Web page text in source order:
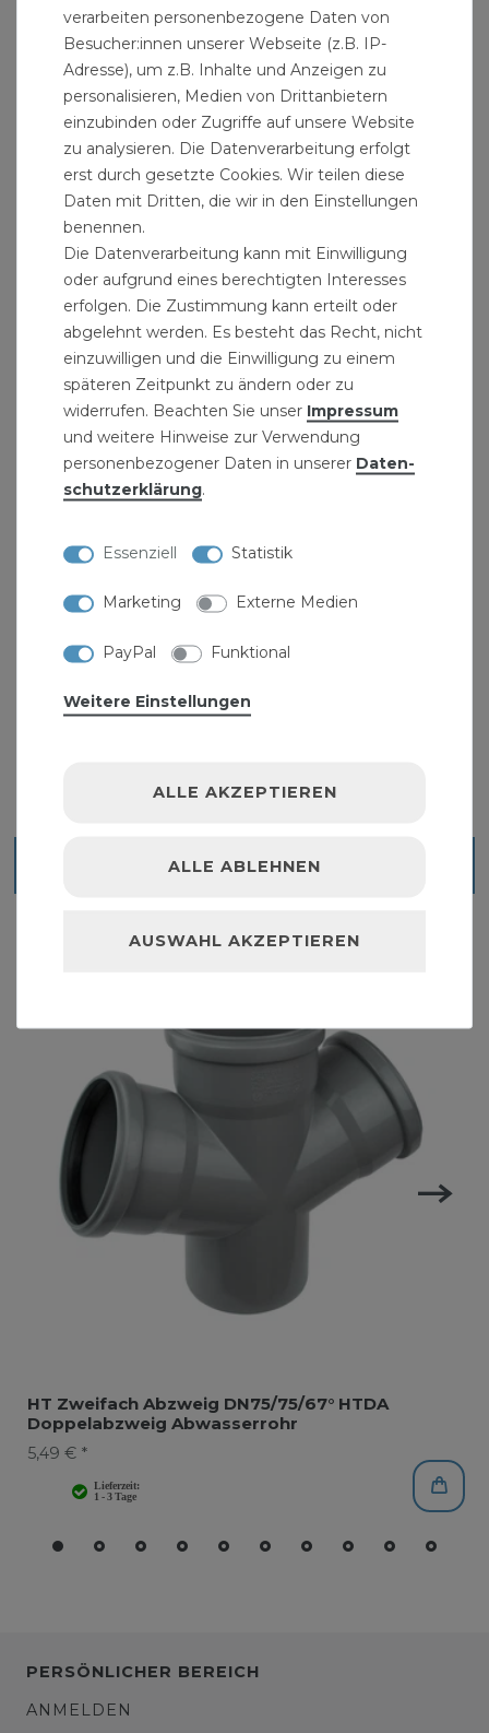
Übersicht HT-Rohre
Installationsmaße:Das HT-Rohr DN75 hat einen
Innendurchmesser von 70 mm und einen
Aussendurchmesser von 75 mm. Die Nennweiten
des Abflussrohrs haben einen genormten
Durchmesser.
AnwendungsbereicheFür die Verlegung und
Bemessung gilt die DIN EN 12056 zusammen mit
der DIN 1986–100 (Ersatz für DIN 1986 Teil 1, 2
und 31). Die Rohre und Formstücke sind gegen
übliche Abwässer im Bereich ph2 bis ph12
beständig. In Sonderfällen ist die chemische
Beständigkeit dem Beiblatt der DIN 8078 zu
entnehmen. Sie dürfen nicht verwendet werden
für Leitungen, die benzin- und benzolhaltige
ebenfalls unzulässig. Es gelten die
Einsatzbereiche der DIN 1986 Teil 4.
Qualitätsgarantie:
Ähnliche Artikel
HT Zweifach Abzweig DN75/75/67° HTDA
Doppelabzweig Abwasserrohr
5,49 € *
PERSÖNLICHER BEREICH
ANMELDEN
verarbeiten personenbezogene Daten von
Besucher:innen unserer Webseite (z.B. IP-
Adresse), um z.B. Inhalte und Anzeigen zu
personalisieren, Medien von Drittanbietern
einzubinden oder Zugriffe auf unsere Website
zu analysieren. Die Datenverarbeitung erfolgt
erst durch gesetzte Cookies. Wir teilen diese
Daten mit Dritten, die wir in den Einstellungen
benennen.
Die Datenverarbeitung kann mit Einwilligung
oder aufgrund eines berechtigten Interesses
erfolgen. Die Zustimmung kann erteilt oder
abgelehnt werden. Es besteht das Recht, nicht
einzuwilligen und die Einwilligung zu einem
späteren Zeitpunkt zu ändern oder zu
widerrufen. Beachten Sie unser Impressum
und weitere Hinweise zur Verwendung
personenbezogener Daten in unserer Daten­
schutz­erklärung.
Essenziell Statistik
Marketing Externe Medien
PayPal Funktional
Weitere Einstellungen
ALLE AKZEPTIEREN
ALLE ABLEHNEN
AUSWAHL AKZEPTIEREN